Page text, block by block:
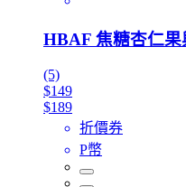
HBAF 焦糖杏仁果
(5)
$149
$189
折價券
P幣